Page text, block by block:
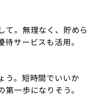
て。無理なく、貯めら
サービスも活用。
う。短時間でいいか
一歩になりそう。